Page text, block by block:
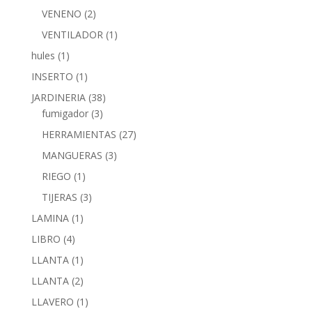
VENENO (2)
VENTILADOR (1)
hules (1)
INSERTO (1)
JARDINERIA (38)
fumigador (3)
HERRAMIENTAS (27)
MANGUERAS (3)
RIEGO (1)
TIJERAS (3)
LAMINA (1)
LIBRO (4)
LLANTA (1)
LLANTA (2)
LLAVERO (1)